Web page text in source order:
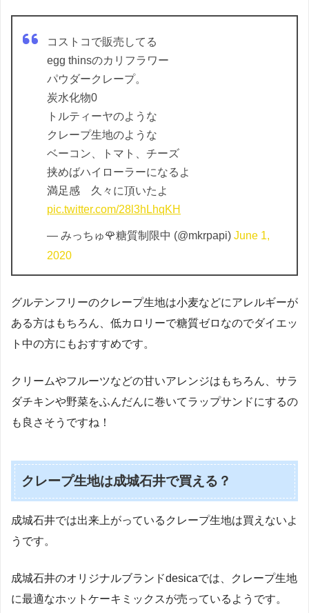
コストコで販売してる
egg thinsのカリフラワー
パウダークレープ。
炭水化物0
トルティーヤのような
クレープ生地のような
ベーコン、トマト、チーズ
挟めばハイローラーになるよ
満足感 久々に頂いたよ
pic.twitter.com/28l3hLhqKH
— みっちゅ🌹糖質制限中 (@mkrpapi) June 1,
2020
グルテンフリーのクレープ生地は小麦などにアレルギーが
ある方はもちろん、低カロリーで糖質ゼロなのでダイエッ
ト中の方にもおすすめです。
クリームやフルーツなどの甘いアレンジはもちろん、サラ
ダチキンや野菜をふんだんに巻いてラップサンドにするの
も良さそうですね！
クレープ生地は成城石井で買える？
成城石井では出来上がっているクレープ生地は買えないよ
うです。
成城石井のオリジナルブランドdesicaでは、クレープ生地
に最適なホットケーキミックスが売っているようです。